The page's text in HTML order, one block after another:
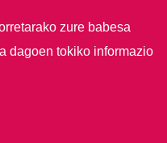
zure babesa
dagoen tokiko informazio